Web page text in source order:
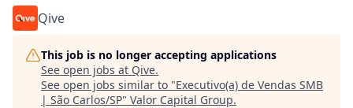
Qive
This job is no longer accepting applications
See open jobs at Qive.
See open jobs similar to "Executivo(a) de Vendas SMB
| São Carlos/SP" Valor Capital Group.